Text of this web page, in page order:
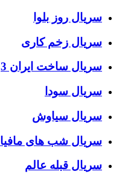
سریال روز بلوا
سریال زخم کاری
سریال ساخت ایران 3
سریال سودا
سریال سیاوش
سریال شب های مافیا
سریال قبله عالم